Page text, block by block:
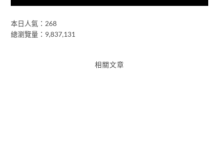
本日人氣：268
總瀏覽量：9,837,131
相關文章